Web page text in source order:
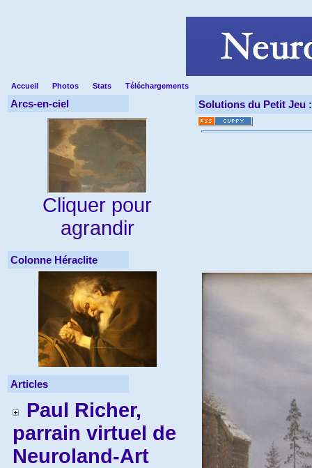
Accueil Photos Stats Téléchargements
Arcs-en-ciel
Cliquer pour
agrandir
Colonne Héraclite
Articles
Paul Richer,
parrain virtuel de
Neuroland-Art
Solutions du Petit Jeu